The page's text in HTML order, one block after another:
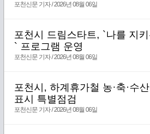
포천신문 기자 / 2026년 08월 06일
포천시 드림스타트, `나를 지
` 프로그램 운영
포천신문 기자 / 2026년 08월 06일
포천시, 하계휴가철 농·축·수
표시 특별점검
포천신문 기자 / 2026년 08월 06일